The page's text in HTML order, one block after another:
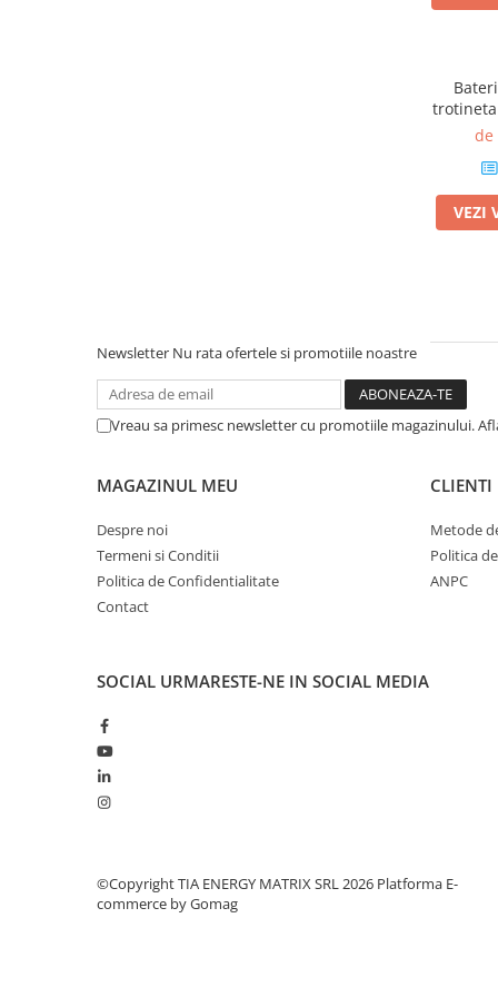
trotineta
de
VEZI
Newsletter Nu rata ofertele si promotiile noastre
Vreau sa primesc newsletter cu promotiile magazinului.
MAGAZINUL MEU
Despre noi
Termeni si Conditii
Politica de Confidentialitate
Contact
CLIENTI
Metode
Politica
ANPC
SOCIAL URMARESTE-NE IN SOCIAL MEDIA
©Copyright TIA ENERGY MATRIX SRL 2026 Platforma E-
commerce by Gomag